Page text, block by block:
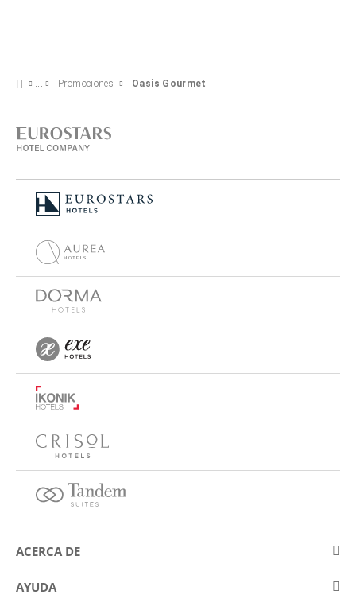
Promociones Oasis Gourmet
ACERCA DE
Sobre Eurostars Hotel Company
AYUDA